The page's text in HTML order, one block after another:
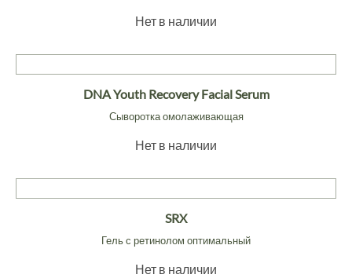
Нет в наличии
DNA Youth Recovery Facial Serum
Сыворотка омолаживающая
Нет в наличии
SRX
Гель с ретинолом оптимальный
Нет в наличии